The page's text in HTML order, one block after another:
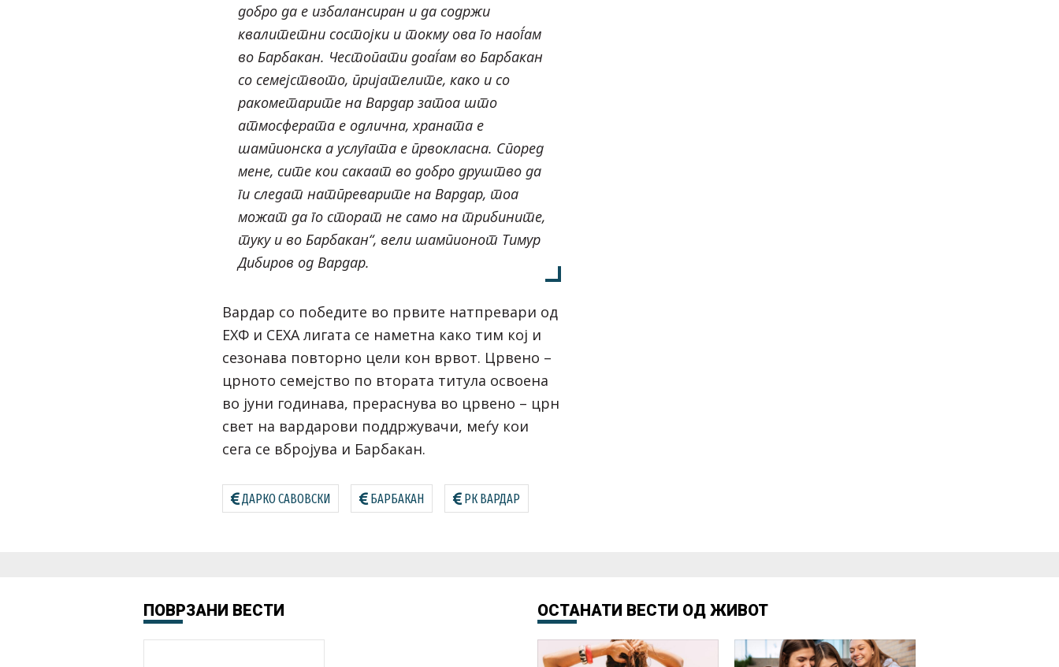
добро да е избалансиран и да содржи
квалитетни состојки и токму ова го наоѓам
во Барбакан. Честопати доаѓам во Барбакан
со семејството, пријателите, како и со
ракометарите на Вардар затоа што
атмосферата е одлична, храната е
шампионска а услугата е првокласна. Според
мене, сите кои сакаат во добро друштво да
ги следат натпреварите на Вардар, тоа
можат да го сторат не само на трибините,
туку и во Барбакан“, вели шампионот Тимур
Дибиров од Вардар.
Вардар со победите во првите натпревари од
ЕХФ и СЕХА лигата се наметна како тим кој и
сезонава повторно цели кон врвот. Црвено –
црното семејство по втората титула освоена
во јуни годинава, прераснува во црвено – црн
свет на вардарови поддржувачи, меѓу кои
сега се вбројува и Барбакан.
ДАРКО САВОВСКИ БАРБАКАН РК ВАРДАР
ПОВРЗАНИ ВЕСТИ ОСТАНАТИ ВЕСТИ ОД ЖИВОТ